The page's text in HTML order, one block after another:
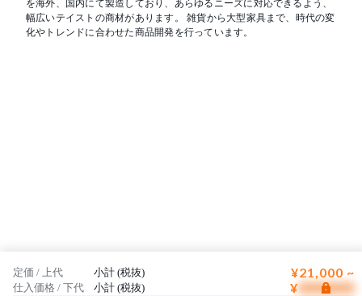
を海外、国内にて製造しており、あらゆるニーズに対応できるよう、
幅広いテイストの商材があります。 雑貨から大型家具まで、時代の変
化やトレンドに合わせた商品開発を行っています。
定価 / 上代 小計 (税抜) ¥21,000 ~
仕入価格 / 下代 小計 (税抜) ¥